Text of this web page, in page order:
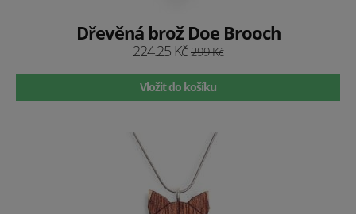
Dřevěná brož Doe Brooch
224.25 Kč 299 Kč
Vložit do košíku